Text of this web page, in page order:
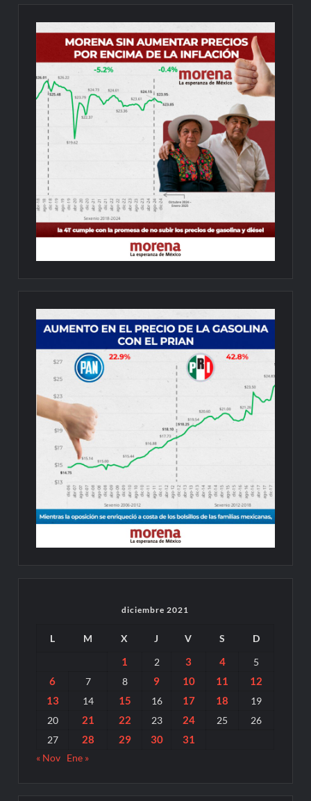
diciembre 2021
L M X J V S D
1 2 3 4 5
6 7 8 9 10 11
12
13
14 15 16 17 18
19
20
21 22 23 24 25
26
27
28 29 30 31
« Nov Ene »